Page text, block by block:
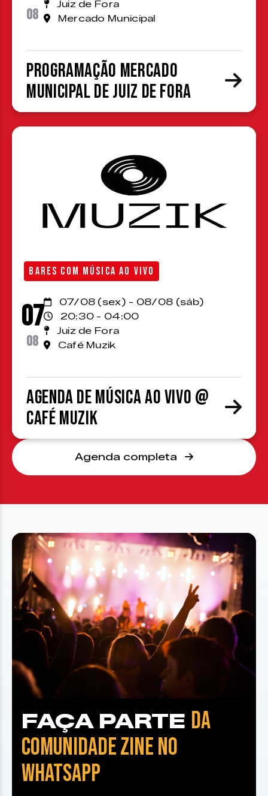
08
Juiz de Fora
Mercado Municipal
Programação Mercado
Municipal de Juiz de Fora
BARES COM MÚSICA AO VIVO
07
08
07/08 (sex) - 08/08 (sáb)
20:30 - 04:00
Juiz de Fora
Café Muzik
Agenda de Música ao Vivo @
Café Muzik
Agenda completa
FAÇA PARTE DA
COMUNIDADE ZINE NO
WHATSAPP